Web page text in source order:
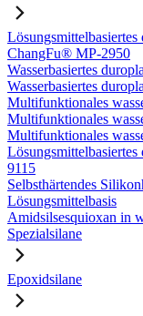
ChangFu® MP-2950
Wasserbasiertes
Wasserbasiertes
Multifunktionales
Multifunktionales
Multifunktionales
9115
Selbsthärtendes
Lösungsmittelbasis
Amidsilsesquioxan in
Spezialsilane
Epoxidsilane